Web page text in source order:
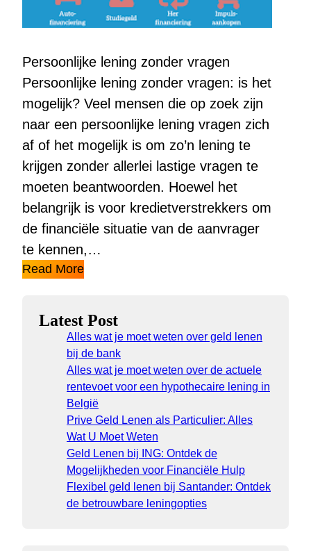
Persoonlijke lening zonder vragen
Persoonlijke lening zonder vragen: is het
mogelijk? Veel mensen die op zoek zijn
naar een persoonlijke lening vragen zich
af of het mogelijk is om zo’n lening te
krijgen zonder allerlei lastige vragen te
moeten beantwoorden. Hoewel het
belangrijk is voor kredietverstrekkers om
de financiële situatie van de aanvrager
te kennen,…
Read More
Latest Post
Alles wat je moet weten over geld lenen
bij de bank
Alles wat je moet weten over de actuele
rentevoet voor een hypothecaire lening in
België
Prive Geld Lenen als Particulier: Alles
Wat U Moet Weten
Geld Lenen bij ING: Ontdek de
Mogelijkheden voor Financiële Hulp
Flexibel geld lenen bij Santander: Ontdek
de betrouwbare leningopties